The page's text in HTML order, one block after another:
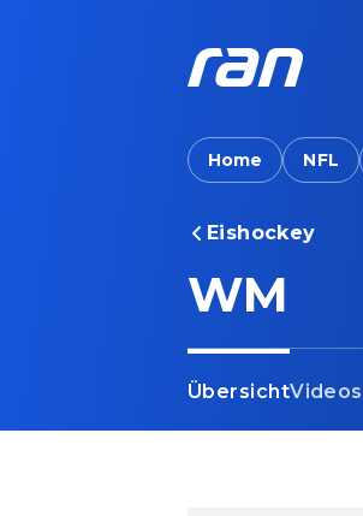
Home NFL
Eishockey
WM
ÜbersichtVideos